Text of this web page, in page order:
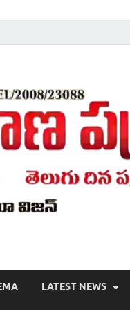
తెలుగులో , తెలంగాణ లో తాజా
LATEST NEWS